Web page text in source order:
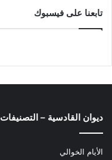
تابعنا على فيسبوك
ديوان القادسية – التصنيفات
الأيام الخوالي